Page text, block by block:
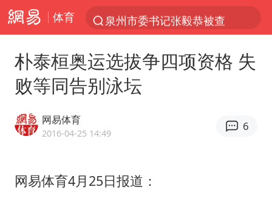
体育
泉州市委书记张毅恭被查
沙特土耳其巴基斯坦签署共同防务协议
全球首个长时储能一体化产业园量产
朴泰桓奥运选拔争四项资格 失
败等同告别泳坛
网易体育
2016-04-25 14:49
6
网易体育4月25日报道：